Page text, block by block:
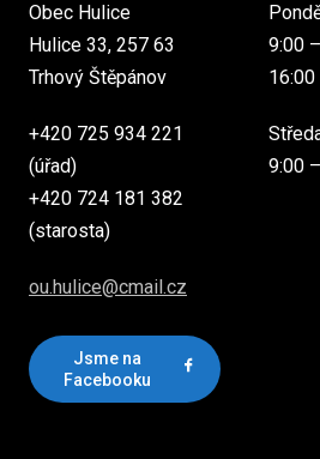
Obec Hulice
Hulice 33, 257 63
Trhový Štěpánov
+420 725 934 221
(úřad)
+420 724 181 382
(starosta)
ou.hulice@cmail.cz
Jsme na
Facebooku
9:00
16:00
9:00